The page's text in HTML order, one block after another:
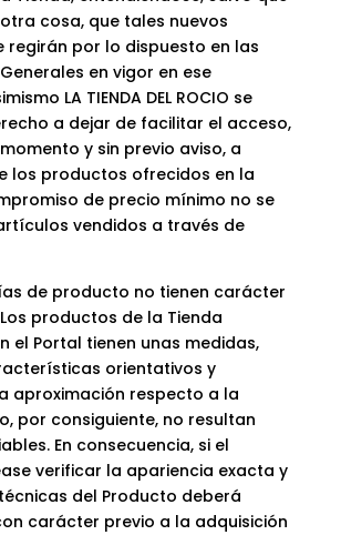
cosa, que tales nuevos
regirán por lo dispuesto en las
en vigor en ese
LA TIENDA DEL ROCIO se
a dejar de facilitar el acceso,
y sin previo aviso, a
los productos ofrecidos en la
de precio mínimo no se
vendidos a través de
de producto no tienen carácter
productos de la Tienda
el Portal tienen unas medidas,
orientativos y
aproximación respecto a la
por consiguiente, no resultan
En consecuencia, si el
verificar la apariencia exacta y
del Producto deberá
carácter previo a la adquisición